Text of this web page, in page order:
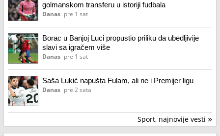
golmanskom transferu u istoriji fudbala
Danas pre 1 sat
Borac u Banjoj Luci propustio priliku da ubedljivije
slavi sa igračem više
Danas pre 1 sat
Saša Lukić napušta Fulam, ali ne i Premijer ligu
Danas pre 2 sata
Sport, najnovije vesti »